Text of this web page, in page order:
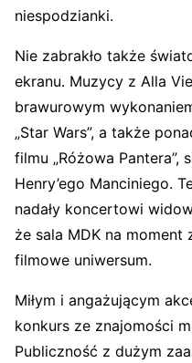
niespodzianki.
Nie zabrakło także
ekranu. Muzycy z Alla
brawurowym
„Star Wars”, a także
filmu „Różowa Pantera”,
Henry’ego Manciniego.
nadały koncertowi
że sala MDK na moment
filmowe uniwersum.
Miłym i angażującym
konkurs ze znajomości
Publiczność z dużym